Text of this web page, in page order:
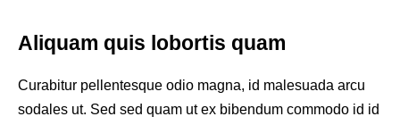
Aliquam quis lobortis quam
Curabitur pellentesque odio magna, id malesuada arcu
sodales ut. Sed sed quam ut ex bibendum commodo id id